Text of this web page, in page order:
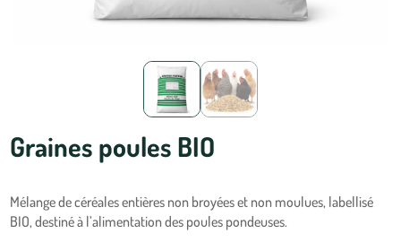
Graines poules BIO
Mélange de céréales entières non broyées et non moulues, labellisé
BIO, destiné à l’alimentation des poules pondeuses.